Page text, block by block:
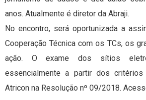
anos. Atualmente é diretor da Abraji.
No encontro, será oportunizada a
Cooperação Técnica com os TCs, os
ação. O exame dos sítios
essencialmente a partir dos
Atricon na Resolução nº 09/2018.